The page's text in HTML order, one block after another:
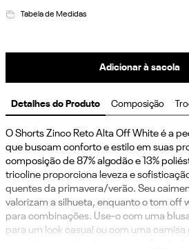
Tabela de Medidas
Adicionar à sacola
Detalhes do Produto Composição
O Shorts Zinco Reto Alta Off White é a
que buscam conforto e estilo em suas
composição de 87% algodão e 13%
tricoline proporciona leveza e
quentes da primavera/verão. Seu
valorizam a silhueta, enquanto o tom off
para combinações. Use-o com uma
para um look casual ou com uma